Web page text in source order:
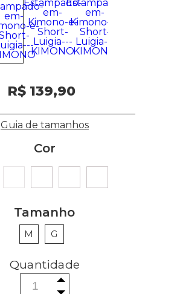
R$ 139,90
Guia de tamanhos
Cor
Tamanho
M G